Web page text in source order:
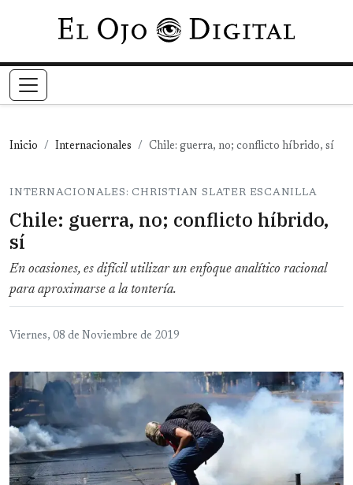
Pasar al contenido principal
Inicio Internacionales Chile: guerra, no; conflicto híbrido, sí
INTERNACIONALES: CHRISTIAN SLATER ESCANILLA
Chile: guerra, no; conflicto híbrido,
sí
En ocasiones, es difícil utilizar un enfoque analítico racional
para aproximarse a la tontería.
Viernes, 08 de Noviembre de 2019